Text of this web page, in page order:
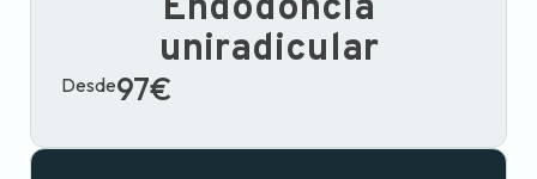
Endodoncia
uniradicular
Desde97€